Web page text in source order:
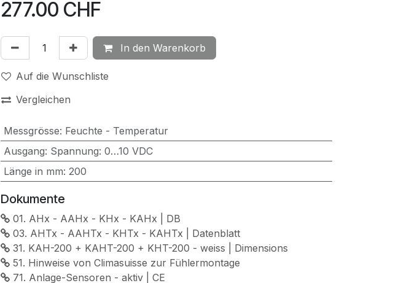
277.00 CHF
In den Warenkorb
Auf die Wunschliste
Vergleichen
Messgrösse: Feuchte - Temperatur
Ausgang: Spannung: 0…10 VDC
Länge in mm: 200
Dokumente
01. AHx - AAHx - KHx - KAHx | DB
03. AHTx - AAHTx - KHTx - KAHTx | Datenblatt
31. KAH-200 + KAHT-200 + KHT-200 - weiss | Dimensions
51. Hinweise von Climasuisse zur Fühlermontage
71. Anlage-Sensoren - aktiv | CE